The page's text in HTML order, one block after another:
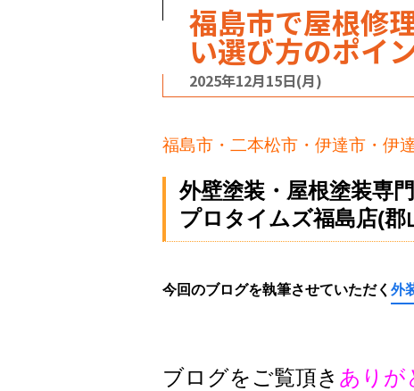
福島市で屋根修
い選び方のポイ
2025年12月15日(月)
福島市・二本松市・伊達市・伊
外壁塗装・屋根塗装専
プロタイムズ福島店(郡
今回のブログを執筆させていただく 外
ブログをご覧頂き ありが